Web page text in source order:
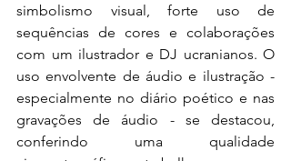
simbolismo visual, forte uso de
sequências de cores e colaborações
com um ilustrador e DJ ucranianos. O
uso envolvente de áudio e ilustração -
especialmente no diário poético e nas
gravações de áudio - se destacou,
conferindo uma qualidade